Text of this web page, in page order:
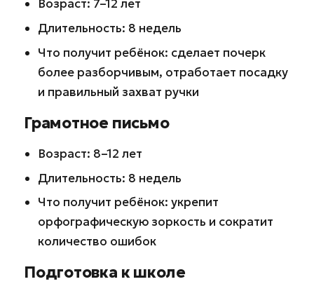
Возраст: 7–12 лет
Длительность: 8 недель
Что получит ребёнок: сделает почерк
более разборчивым, отработает посадку
и правильный захват ручки
Грамотное письмо
Возраст: 8–12 лет
Длительность: 8 недель
Что получит ребёнок: укрепит
орфографическую зоркость и сократит
количество ошибок
Подготовка к школе